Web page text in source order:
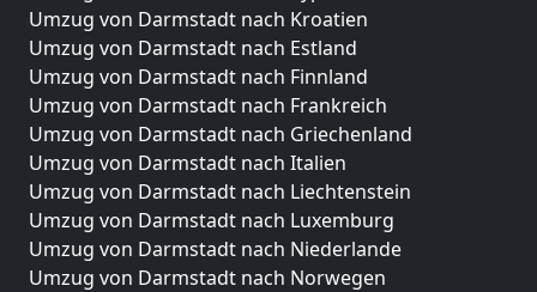
Umzug von Darmstadt nach Kroatien
Umzug von Darmstadt nach Estland
Umzug von Darmstadt nach Finnland
Umzug von Darmstadt nach Frankreich
Umzug von Darmstadt nach Griechenland
Umzug von Darmstadt nach Italien
Umzug von Darmstadt nach Liechtenstein
Umzug von Darmstadt nach Luxemburg
Umzug von Darmstadt nach Niederlande
Umzug von Darmstadt nach Norwegen